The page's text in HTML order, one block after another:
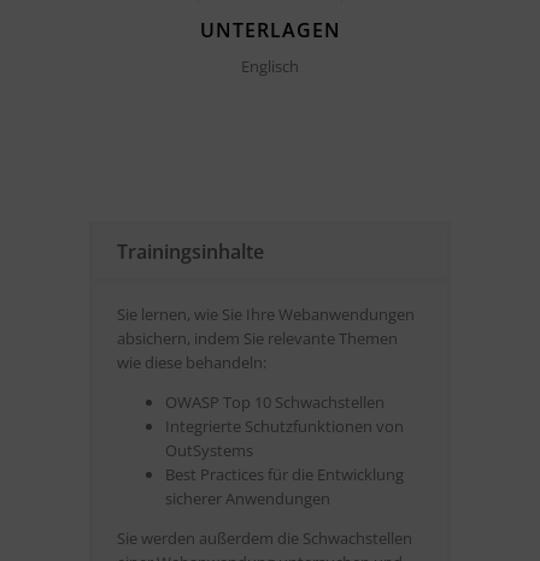
UNTERLAGEN
Englisch
Trainingsinhalte
Sie lernen, wie Sie Ihre Webanwendungen
absichern, indem Sie relevante Themen
wie diese behandeln:
OWASP Top 10 Schwachstellen
Integrierte Schutzfunktionen von
OutSystems
Best Practices für die Entwicklung
sicherer Anwendungen
Sie werden außerdem die Schwachstellen